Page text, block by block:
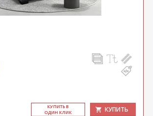
КУ­ПИТЬ В
ОДИН КЛИК
КУПИТЬ